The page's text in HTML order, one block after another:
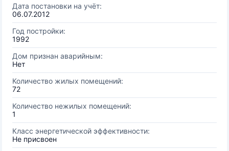
Дата постановки на учёт:
06.07.2012
Год постройки:
1992
Дом признан аварийным:
Нет
Количество жилых помещений:
72
Количество нежилых помещений:
1
Класс энергетической эффективности:
Не присвоен